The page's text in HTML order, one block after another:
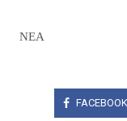
ΝΕΑ
FACEBOOK